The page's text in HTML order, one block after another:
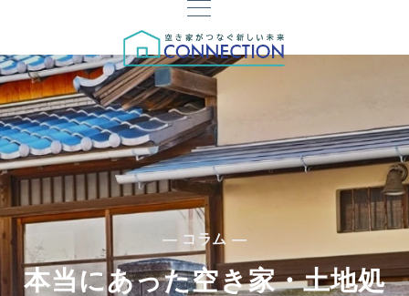
— コラム —
本当にあった空き家・土地処